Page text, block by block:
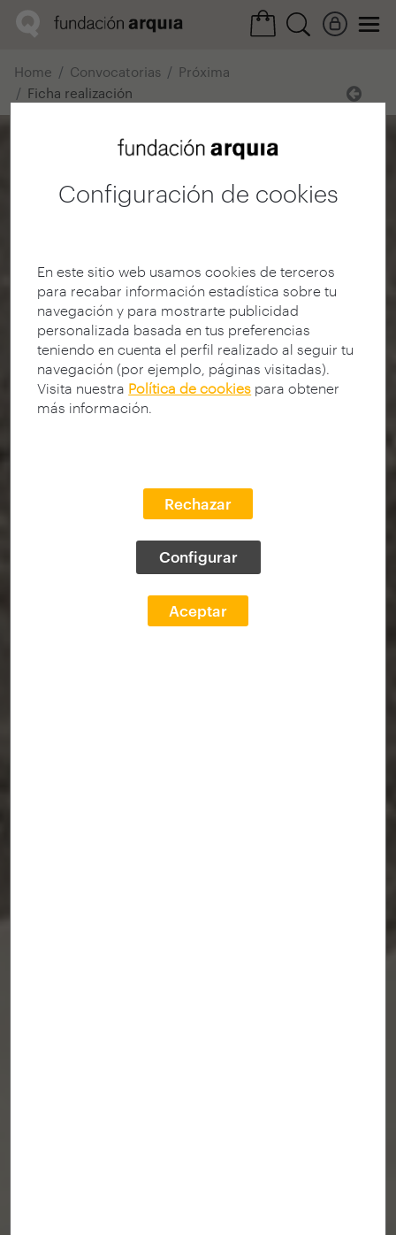
Configuración de cookies
En este sitio web usamos cookies de terceros
para recabar información estadística sobre tu
navegación y para mostrarte publicidad
personalizada basada en tus preferencias
teniendo en cuenta el perfil realizado al seguir tu
navegación (por ejemplo, páginas visitadas).
Visita nuestra Política de cookies para obtener
más información.
Rechazar
Configurar
Aceptar
Home Convocatorias
Próxima
Ficha realización